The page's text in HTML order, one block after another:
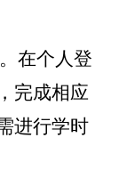
在个人登
，完成相应
进行学时